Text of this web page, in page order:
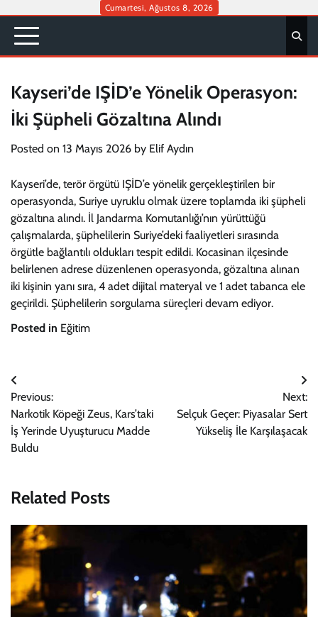
content
Cumartesi, Ağustos 8, 2026
Kayseri’de IŞİD’e Yönelik Operasyon:
İki Şüpheli Gözaltına Alındı
Posted on 13 Mayıs 2026 by Elif Aydın
Kayseri’de, terör örgütü IŞİD’e yönelik gerçekleştirilen bir
operasyonda, Suriye uyruklu olmak üzere toplamda iki şüpheli
gözaltına alındı. İl Jandarma Komutanlığı’nın yürüttüğü
çalışmalarda, şüphelilerin Suriye’deki faaliyetleri sırasında
örgütle bağlantılı oldukları tespit edildi. Kocasinan ilçesinde
belirlenen adrese düzenlenen operasyonda, gözaltına alınan
iki kişinin yanı sıra, 4 adet dijital materyal ve 1 adet tabanca ele
geçirildi. Şüphelilerin sorgulama süreçleri devam ediyor.
Posted in Eğitim
Yazı
gezinmesi
Previous:
Narkotik Köpeği Zeus, Kars’taki
İş Yerinde Uyuşturucu Madde
Buldu
Next:
Selçuk Geçer: Piyasalar Sert
Yükseliş İle Karşılaşacak
Related Posts